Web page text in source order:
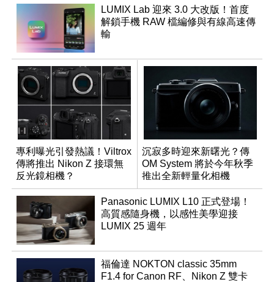
LUMIX Lab 迎來 3.0 大改版！首度
解鎖手機 RAW 檔編修與有線高速傳
輸
專利曝光引發熱議！Viltrox
傳將推出 Nikon Z 接環無
反光鏡相機？
沉寂多時迎來新曙光？傳
OM System 將於今年秋季
推出全新輕量化相機
Panasonic LUMIX L10 正式登場！
高質感隨身機，以感性美學迎接
LUMIX 25 週年
福倫達 NOKTON classic 35mm
F1.4 for Canon RF、Nikon Z 雙卡